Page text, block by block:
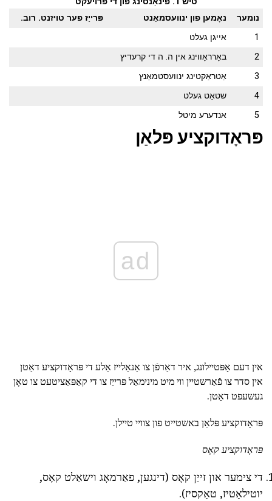
נומער
נאָמען פון ינוועסמאַנט
פּרייַז פּער טויזנט. רוב.
1
אייגן געלט
2
באָרראָווינג אין ה. ה די קרעדיץ
3
אַטראַקטינג ינוועסטמאַנץ
4
שטאַט געלט
5
אנדערע מיטל
פּראָדוקציע פּלאַן
ad
אין דעם אָפּטיילונג, איר דאַרפֿן צו אַנאַלייז אַלע די פּראָדוקציע דאַטן
אין סדר צו פֿאַרשטיין ווי מיט מינימאַל פּרייַז צו די קאַפּאַציטעט צו טאָן
געשעפט דאַטן.
פּראָדוקציע פּלאַן באשטייט פון צוויי טיילן.
פּראָדוקציע קאָס
די צימער און זייַן קאָס (דינגען, פאַרמאָג וישאַלט קאָס,
יוטילאַטיז, טאַקסיז).